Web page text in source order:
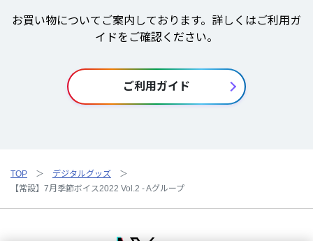
お買い物についてご案内しております。詳しくはご利用ガ
イドをご確認ください。
ご利用ガイド
TOP
デジタルグッズ
【常設】7月季節ボイス2022 Vol.2 - Aグループ